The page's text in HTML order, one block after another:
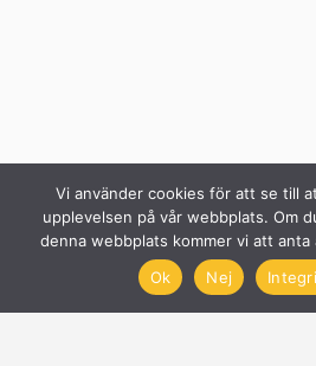
Vi använder cookies för att se till
upplevelsen på vår webbplats. Om
denna webbplats kommer vi att
Ok
Nej